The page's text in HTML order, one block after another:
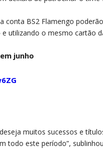
conta BS2 Flamengo
utilizando o mesmo cartão
junho
muitos sucessos e
todo este período”,